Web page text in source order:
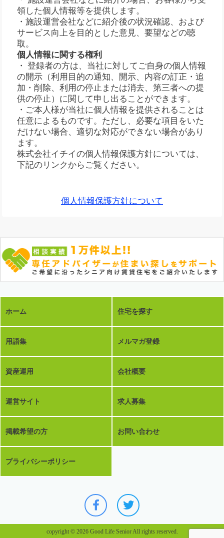
領した個人情報等を提供します。
・施設運営会社などに紹介後の状況確認、および
サービス向上を目的とした意見、要望などの聴
取。
個人情報に関する権利
・ 登録者の方は、当社に対してご自身の個人情報
の開示（利用目的の通知、開示、内容の訂正・追
加・削除、利用の停止または消去、第三者への提
供の停止）に関して申し出ることができます。
・ご本人様が当社に個人情報を提供されることは
任意によるものです。ただし、必要な項目をいた
だけない場合、適切な対応ができない場合があり
ます。
株式会社イチイの個人情報保護方針については、
下記のリンクからご覧ください。
個人情報保護方針について
ホーム 住宅を探す
用語集 メルマガ登録
資産運用 会社概要
運営サイト 求人募集
掲載希望の方 お問い合わせ
プライバシーポリシー
copyright © 2026 Good Life Senior All rights reserved.